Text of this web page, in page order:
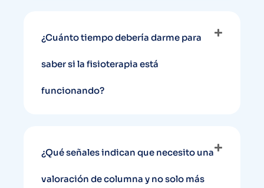
¿Cuánto tiempo debería darme para
saber si la fisioterapia está
funcionando?
¿Qué señales indican que necesito una
valoración de columna y no solo más